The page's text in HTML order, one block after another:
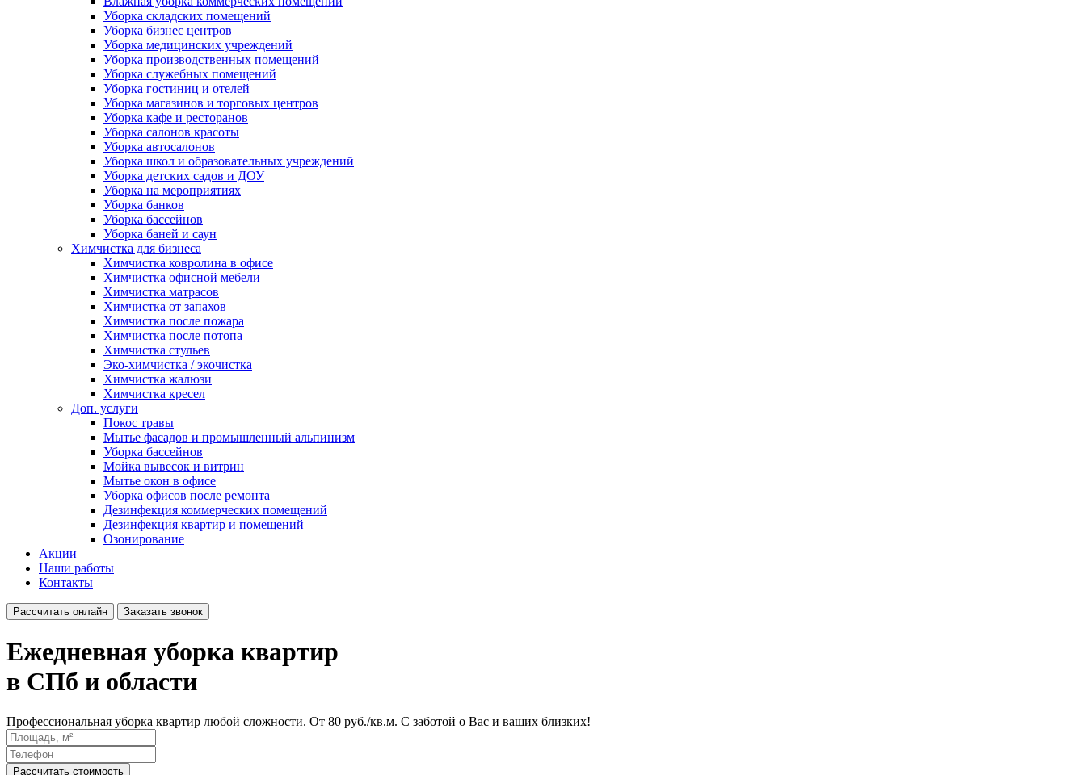
Уборка складских помещений
Уборка бизнес центров
Уборка медицинских учреждений
Уборка производственных помещений
Уборка служебных помещений
Уборка гостиниц и отелей
Уборка магазинов и торговых центров
Уборка кафе и ресторанов
Уборка салонов красоты
Уборка автосалонов
Уборка школ и образовательных учреждений
Уборка детских садов и ДОУ
Уборка на мероприятиях
Уборка банков
Уборка бассейнов
Уборка баней и саун
Химчистка для бизнеса
Химчистка ковролина в офисе
Химчистка офисной мебели
Химчистка матрасов
Химчистка от запахов
Химчистка после пожара
Химчистка после потопа
Химчистка стульев
Эко-химчистка / экочистка
Химчистка жалюзи
Химчистка кресел
Доп. услуги
Покос травы
Мытье фасадов и промышленный альпинизм
Уборка бассейнов
Мойка вывесок и витрин
Мытье окон в офисе
Уборка офисов после ремонта
Дезинфекция коммерческих помещений
Дезинфекция квартир и помещений
Озонирование
Акции
Наши работы
Контакты
Рассчитать онлайн Заказать звонок
Ежедневная уборка квартир
в СПб и области
Профессиональная уборка квартир любой сложности. От 80 руб./кв.м. С заботой о Вас и ваших близких!
Рассчитать стоимость